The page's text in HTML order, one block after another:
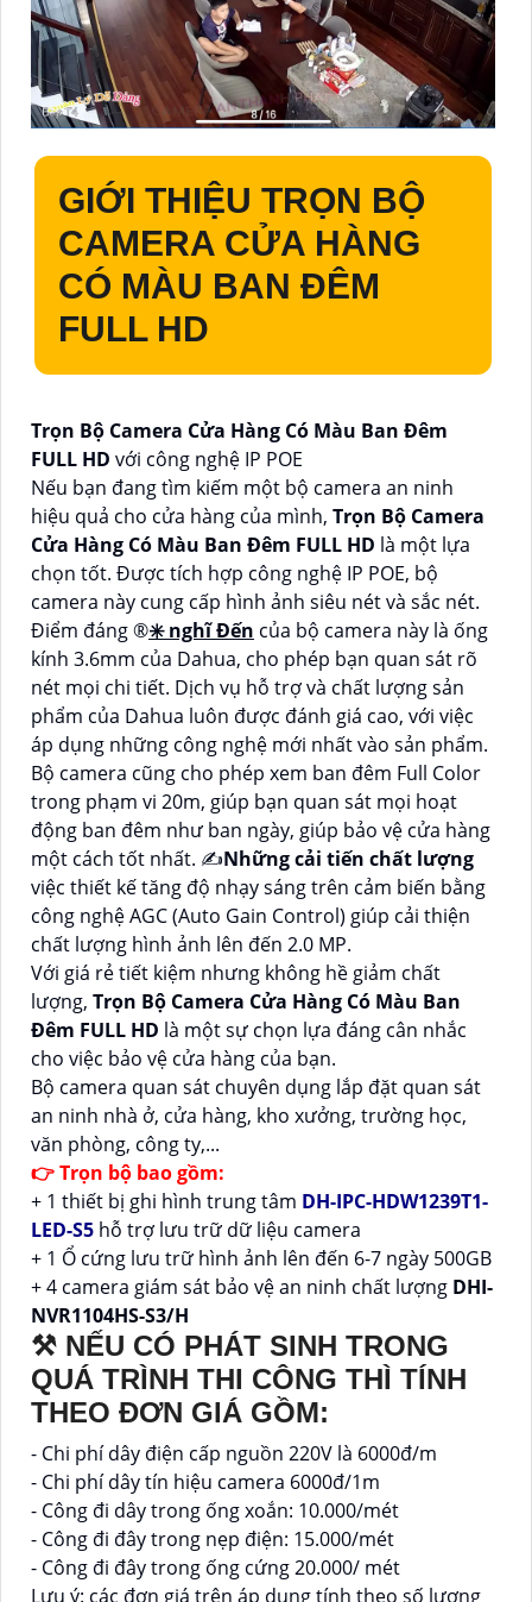
GIỚI THIỆU TRỌN BỘ
CAMERA CỬA HÀNG
CÓ MÀU BAN ĐÊM
FULL HD
Trọn Bộ Camera Cửa Hàng Có Màu Ban Đêm
FULL HD với công nghệ IP POE
Nếu bạn đang tìm kiếm một bộ camera an ninh
hiệu quả cho cửa hàng của mình, Trọn Bộ Camera
Cửa Hàng Có Màu Ban Đêm FULL HD là một lựa
chọn tốt. Được tích hợp công nghệ IP POE, bộ
camera này cung cấp hình ảnh siêu nét và sắc nét.
Điểm đáng ®️✳️ nghĩ Đến của bộ camera này là ống
kính 3.6mm của Dahua, cho phép bạn quan sát rõ
nét mọi chi tiết. Dịch vụ hỗ trợ và chất lượng sản
phẩm của Dahua luôn được đánh giá cao, với việc
áp dụng những công nghệ mới nhất vào sản phẩm.
Bộ camera cũng cho phép xem ban đêm Full Color
trong phạm vi 20m, giúp bạn quan sát mọi hoạt
động ban đêm như ban ngày, giúp bảo vệ cửa hàng
một cách tốt nhất. ✍️Những cải tiến chất lượng
việc thiết kế tăng độ nhạy sáng trên cảm biến bằng
công nghệ AGC (Auto Gain Control) giúp cải thiện
chất lượng hình ảnh lên đến 2.0 MP.
Với giá rẻ tiết kiệm nhưng không hề giảm chất
lượng, Trọn Bộ Camera Cửa Hàng Có Màu Ban
Đêm FULL HD là một sự chọn lựa đáng cân nhắc
cho việc bảo vệ cửa hàng của bạn.
Bộ camera quan sát chuyên dụng lắp đặt quan sát
an ninh nhà ở, cửa hàng, kho xưởng, trường học,
văn phòng, công ty,...
👉 Trọn bộ bao gồm:
+ 1 thiết bị ghi hình trung tâm DH-IPC-HDW1239T1-
LED-S5 hỗ trợ lưu trữ dữ liệu camera
+ 1 Ổ cứng lưu trữ hình ảnh lên đến 6-7 ngày 500GB
+ 4 camera giám sát bảo vệ an ninh chất lượng DHI-
NVR1104HS-S3/H
⚒ NẾU CÓ PHÁT SINH TRONG
QUÁ TRÌNH THI CÔNG THÌ TÍNH
THEO ĐƠN GIÁ GỒM:
- Chi phí dây điện cấp nguồn 220V là 6000đ/m
- Chi phí dây tín hiệu camera 6000đ/1m
- Công đi dây trong ống xoắn: 10.000/mét
- Công đi đây trong nẹp điện: 15.000/mét
- Công đi đây trong ống cứng 20.000/ mét
Lưu ý: các đơn giá trên áp dụng tính theo số lượng